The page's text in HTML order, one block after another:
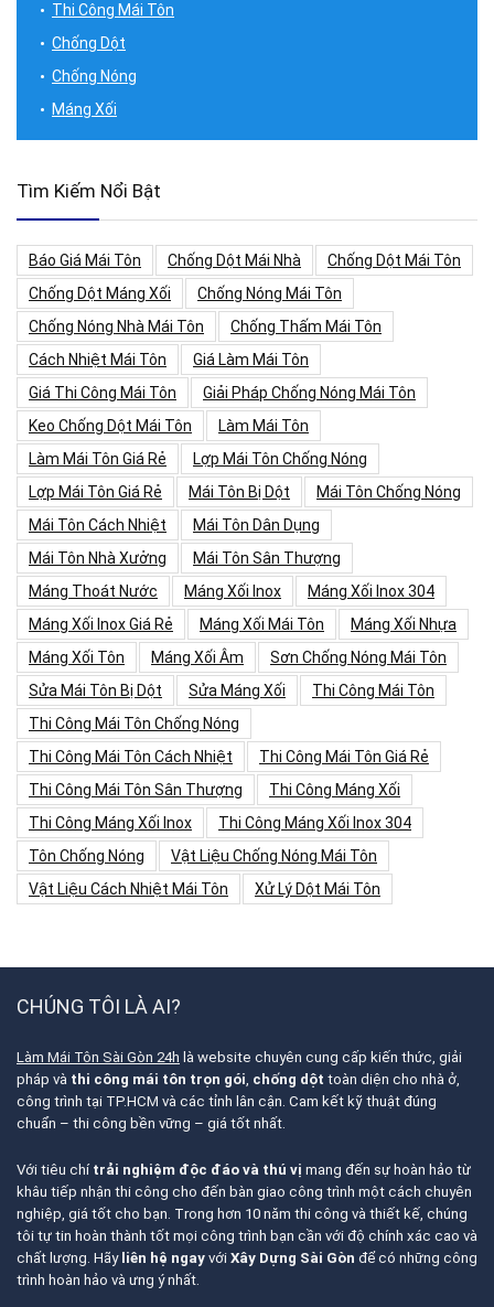
Thi Công Mái Tôn
Chống Dột
Chống Nóng
Máng Xối
Tìm Kiếm Nổi Bật
Báo Giá Mái Tôn Chống Dột Mái Nhà
Chống Dột Mái Tôn
Chống Dột Máng Xối
Chống Nóng Mái Tôn
Chống Nóng Nhà Mái Tôn
Chống Thấm Mái Tôn
Cách Nhiệt Mái Tôn
Giá Làm Mái Tôn
Giá Thi Công Mái Tôn
Giải Pháp Chống Nóng Mái Tôn
Keo Chống Dột Mái Tôn
Làm Mái Tôn
Làm Mái Tôn Giá Rẻ
Lợp Mái Tôn Chống Nóng
Lợp Mái Tôn Giá Rẻ
Mái Tôn Bị Dột
Mái Tôn Chống Nóng
Mái Tôn Cách Nhiệt
Mái Tôn Dân Dụng
Mái Tôn Nhà Xưởng
Mái Tôn Sân Thượng
Máng Thoát Nước
Máng Xối Inox
Máng Xối Inox 304
Máng Xối Inox Giá Rẻ
Máng Xối Mái Tôn
Máng Xối Nhựa
Máng Xối Tôn
Máng Xối Âm
Sơn Chống Nóng Mái Tôn
Sửa Mái Tôn Bị Dột
Sửa Máng Xối
Thi Công Mái Tôn
Thi Công Mái Tôn Chống Nóng
Thi Công Mái Tôn Cách Nhiệt
Thi Công Mái Tôn Giá Rẻ
Thi Công Mái Tôn Sân Thượng
Thi Công Máng Xối
Thi Công Máng Xối Inox
Thi Công Máng Xối Inox 304
Tôn Chống Nóng
Vật Liệu Chống Nóng Mái Tôn
Vật Liệu Cách Nhiệt Mái Tôn
Xử Lý Dột Mái Tôn
CHÚNG TÔI LÀ AI?
Làm Mái Tôn Sài Gòn 24h là website chuyên cung cấp kiến thức, giải
pháp và thi công mái tôn trọn gói, chống dột toàn diện cho nhà ở,
công trình tại TP.HCM và các tỉnh lân cận. Cam kết kỹ thuật đúng
chuẩn – thi công bền vững – giá tốt nhất.
Với tiêu chí trải nghiệm độc đáo và thú vị mang đến sự hoàn hảo từ
khâu tiếp nhận thi công cho đến bàn giao công trình một cách chuyên
nghiệp, giá tốt cho bạn. Trong hơn 10 năm thi công và thiết kế, chúng
tôi tự tin hoàn thành tốt mọi công trình bạn cần với độ chính xác cao và
chất lượng. Hãy liên hệ ngay với Xây Dựng Sài Gòn để có những công
trình hoàn hảo và ưng ý nhất.